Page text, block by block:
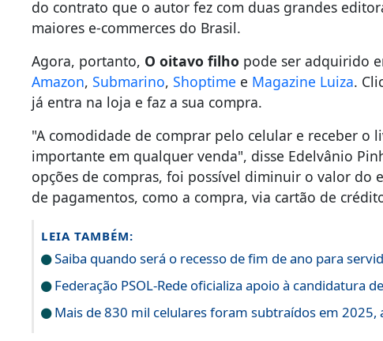
do contrato que o autor fez com duas grandes
maiores e-commerces do Brasil.
Agora, portanto, O oitavo filho pode ser adquirido
Amazon,Submarino,Shoptime e Magazine Luiza.
já entra na loja e faz a sua compra.
"A comodidade de comprar pelo celular e receber o
importante em qualquer venda", disse Edelvânio
opções de compras, foi possível diminuir o valor do
de pagamentos, como a compra, via cartão de
LEIA TAMBÉM:
Saiba quando será o recesso de fim de ano para
Federação PSOL-Rede oficializa apoio à candidatura
Mais de 830 mil celulares foram subtraídos em 2025,